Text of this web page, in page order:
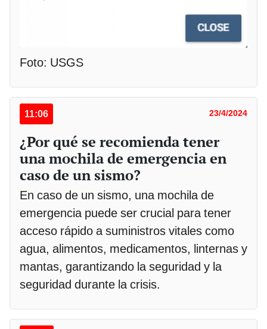
Foto: USGS
11:06 23/4/2024
¿Por qué se recomienda tener
una mochila de emergencia en
caso de un sismo?
En caso de un sismo, una mochila de
emergencia puede ser crucial para tener
acceso rápido a suministros vitales como
agua, alimentos, medicamentos, linternas y
mantas, garantizando la seguridad y la
seguridad durante la crisis.